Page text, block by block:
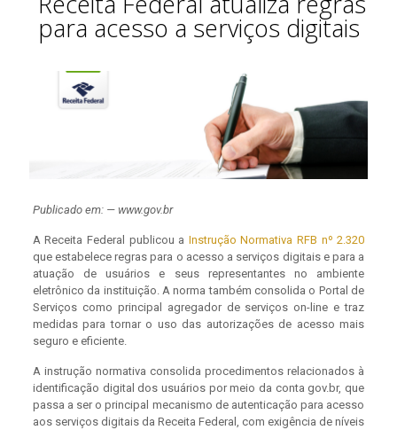
para acesso a serviços digitais
Publicado em: — www.gov.br
A Receita Federal publicou a Instrução Normativa RFB nº 2.320
que estabelece regras para o acesso a serviços digitais e para a
atuação de usuários e seus representantes no ambiente
eletrônico da instituição. A norma também consolida o Portal de
Serviços como principal agregador de serviços on-line e traz
medidas para tornar o uso das autorizações de acesso mais
seguro e eficiente.
A instrução normativa consolida procedimentos relacionados à
identificação digital dos usuários por meio da conta gov.br, que
passa a ser o principal mecanismo de autenticação para acesso
aos serviços digitais da Receita Federal, com exigência de níveis